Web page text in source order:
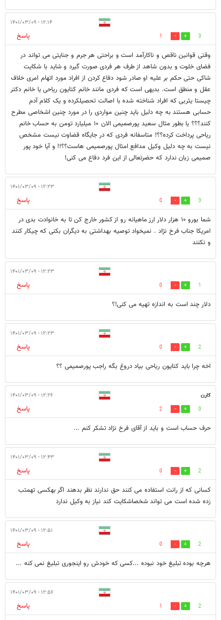
۱۲:۱۴ - ۱۴۰۱/۰۳/۰۹
3
1
پاسخ
وقتی قوانین ناقص و ناکارآمد است و براحتی هر جرم و جنایتی می تواند در
فضای خلوت و بدون شاهد از طرف هر فردی صورت گیرد و شاید با شکایت
شاکی حتی حکم بر علیه او صادر شود دفاع کردن از افراد مورد اتهام امری خلاف
عقل و منطق است. بدیهی است که فردی مانند خانم کتایون ریاحی یا خانم دکتر
چیستا یثربی که افراد شناخته شده با اصالت تحصیلکرده و یک کلام آدم
حسابی هستند به چه دلیل باید چنین مواردی را در مورد چنین اشخاصی مطرح
کنند؟؟؟ یا بطور مثال سعید پورصمیمی الان ۱۰ میلیارد تومن به حساب خانم
ریاحی پرداخت کرده؟؟! متاسفانه فردی که در جایگاه قضاوت نیست مشخص
نیست به چه دلیل وکیل مدافع امثال پورصمیمی هاست؟؟!! و آیا خود پور
صمیمی زبان ندارد که حضرتعالی از این فرد دفاع می کنی!
۱۲:۲۳ - ۱۴۰۱/۰۳/۰۹
3
0
پاسخ
شما بورو ۱۰ هزار دلار ارز ماهیانه رو از کشور خارج کن تا به خانوادت بدی در
امریکا جناب فرخ نژاد . نمیخواد توصیه بهداشتی به دیگران بکنی که چیکار کنند
و نکنند
۱۲:۲۳ - ۱۴۰۱/۰۳/۰۹
1
0
پاسخ
دلار چند است به اندازه تهیه می کنی!؟
۱۲:۲۳ - ۱۴۰۱/۰۳/۰۹
2
0
پاسخ
اخه چرا باید کتایون ریاحی بیاد دروغ بگه راجب پورصمیمی ؟؟
کارن ۱۲:۲۶ - ۱۴۰۱/۰۳/۰۹
0
2
پاسخ
حرف حساب است و باید از آقای فرخ نژاد تشکر کنم ...
۱۲:۴۳ - ۱۴۰۱/۰۳/۰۹
2
0
پاسخ
کسانی که از رانت استفاده می کنند حق ندارند نظر بدهند اگر بهکسی تهمتب
زده شده است می تواند شخصاشکایت کند نیاز به وکیل ندارد
۱۲:۵۱ - ۱۴۰۱/۰۳/۰۹
2
0
پاسخ
هرچه بوده تبلیغ خود نبوده ...‌کسی که خودش رو اینجوری تبلیغ نمی کنه ...
۱۲:۵۶ - ۱۴۰۱/۰۳/۰۹
2
1
پاسخ